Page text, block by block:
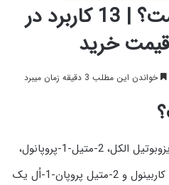
ایزوبوتانول چیست؟ | 13 کاربرد در
خرید
خواندن این مطلب 3 دقیقه زمان میبرد
را با نام هایی نظیر ایزوبوتیل الکل، 2-متیل-1-پروپانول،
2-متیل پروپیل الکل، ایزوپروپیل کاربینول و 2-متیل پروپان-1-اُل یک